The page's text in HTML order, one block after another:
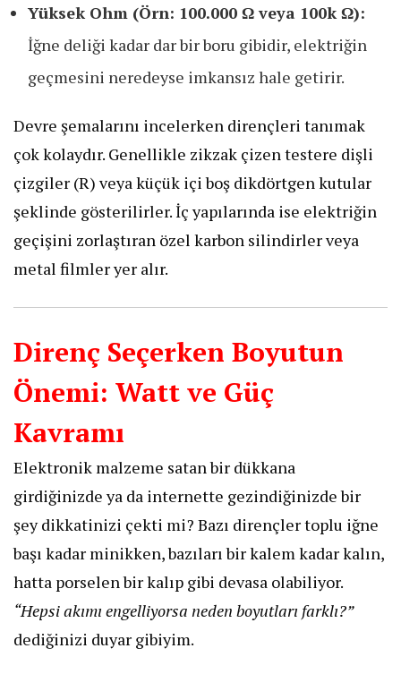
Yüksek Ohm (Örn: 100.000 Ω veya 100k Ω):
İğne deliği kadar dar bir boru gibidir, elektriğin
geçmesini neredeyse imkansız hale getirir.
​Devre şemalarını incelerken dirençleri tanımak
çok kolaydır. Genellikle zikzak çizen testere dişli
çizgiler (R) veya küçük içi boş dikdörtgen kutular
şeklinde gösterilirler. İç yapılarında ise elektriğin
geçişini zorlaştıran özel karbon silindirler veya
metal filmler yer alır.
Direnç Seçerken Boyutun
Önemi: Watt ve Güç
Kavramı
​Elektronik malzeme satan bir dükkana
girdiğinizde ya da internette gezindiğinizde bir
şey dikkatinizi çekti mi? Bazı dirençler toplu iğne
başı kadar minikken, bazıları bir kalem kadar kalın,
hatta porselen bir kalıp gibi devasa olabiliyor.
“Hepsi akımı engelliyorsa neden boyutları farklı?”
dediğinizi duyar gibiyim.